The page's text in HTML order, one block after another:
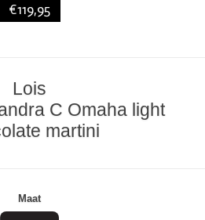
€119,95
Lois
C Omaha light
martini
Maat